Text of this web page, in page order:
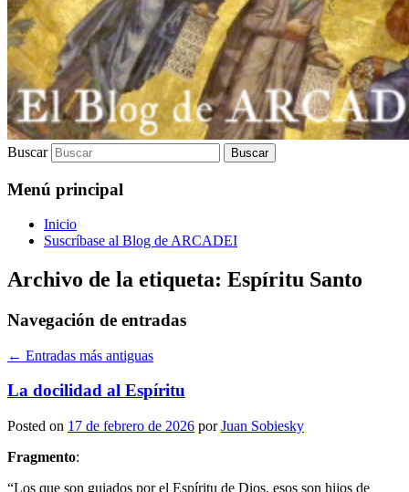
Buscar
Menú principal
Inicio
Suscríbase al Blog de ARCADEI
Archivo de la etiqueta: Espíritu Santo
Navegación de entradas
← Entradas más antiguas
La docilidad al Espíritu
Posted on 17 de febrero de 2026 porJuan Sobiesky
Fragmento:
“Los que son guiados por el Espíritu de Dios, esos son hijos de